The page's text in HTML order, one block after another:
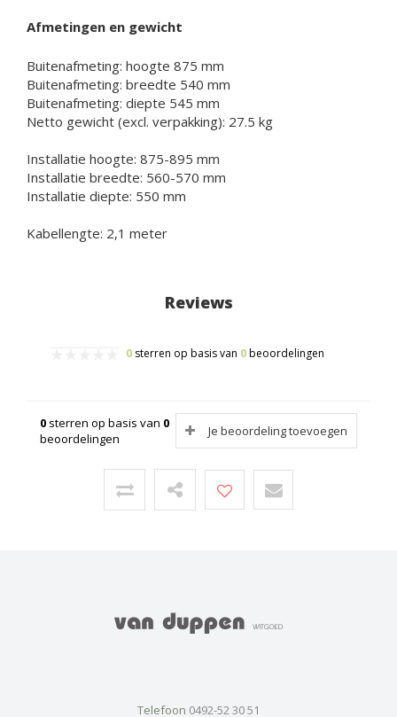
Afmetingen en gewicht
Buitenafmeting: hoogte 875 mm
Buitenafmeting: breedte 540 mm
Buitenafmeting: diepte 545 mm
Netto gewicht (excl. verpakking): 27.5 kg
Installatie hoogte: 875-895 mm
Installatie breedte: 560-570 mm
Installatie diepte: 550 mm
Kabellengte: 2,1 meter
Reviews
0 sterren op basis van 0beoordelingen
0 sterren op basis van 0
beoordelingen
Je beoordeling toevoegen
Telefoon 0492-52 30 51